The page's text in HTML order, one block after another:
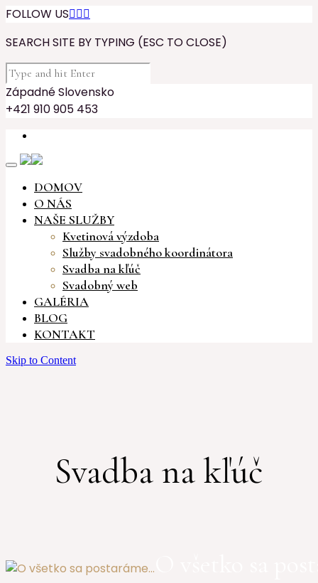
FOLLOW US
SEARCH SITE BY TYPING (ESC TO CLOSE)
Západné Slovensko
+421 910 905 453
DOMOV
O NÁS
NAŠE SLUŽBY
Kvetinová výzdoba
Služby svadobného koordinátora
Svadba na kľúč
Svadobný web
GALÉRIA
BLOG
KONTAKT
Skip to Content
Svadba na kľúč